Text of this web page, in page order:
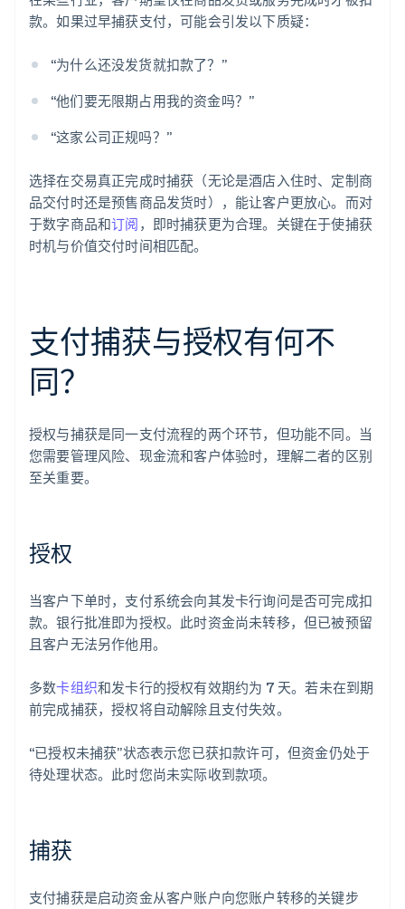
款。如果过早捕获支付，可能会引发以下质疑：
“为什么还没发货就扣款了？”
“他们要无限期占用我的资金吗？”
“这家公司正规吗？”
选择在交易真正完成时捕获（无论是酒店入住时、定制商
品交付时还是预售商品发货时），能让客户更放心。而对
于数字商品和订阅 ，即时捕获更为合理。关键在于使捕获
时机与价值交付时间相匹配。
支付捕获与授权有何不
同？
授权与捕获是同一支付流程的两个环节，但功能不同。当
您需要管理风险、现金流和客户体验时，理解二者的区别
至关重要。
授权
当客户下单时，支付系统会向其发卡行询问是否可完成扣
款。银行批准即为授权。此时资金尚未转移，但已被预留
且客户无法另作他用。
多数卡组织和发卡行的授权有效期约为 7 天。若未在到期
前完成捕获，授权将自动解除且支付失效。
“已授权未捕获”状态表示您已获扣款许可，但资金仍处于
待处理状态。此时您尚未实际收到款项。
捕获
支付捕获是启动资金从客户账户向您账户转移的关键步